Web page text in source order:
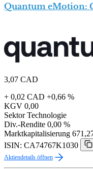
Quantum eMotion:
3,07 CAD
+ 0,02 CAD +0,66 %
KGV 0,00
Sektor Technologie
Div.-Rendite 0,00 %
Marktkapitalisierung
ISIN: CA74767K1030
Aktiendetails öffnen